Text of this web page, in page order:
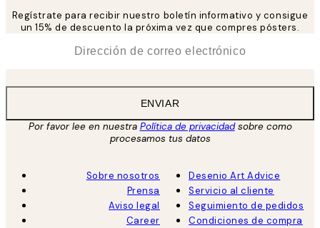
Regístrate para recibir nuestro boletín informativo y consigue
un 15% de descuento la próxima vez que compres pósters.
ENVIAR
Por favor lee en nuestra Política de privacidadsobre como
procesamos tus datos
Sobre nosotros
Prensa
Aviso legal
Career
Desenio Art Advice
Servicio al cliente
Seguimiento de pedidos
Condiciones de compra